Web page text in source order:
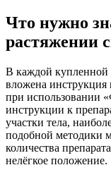
Что нужно
растяжении
В каждой купленной
вложена
при использовании
инструкции к
участки тела,
подобной методики
количества
нелёгкое положение.